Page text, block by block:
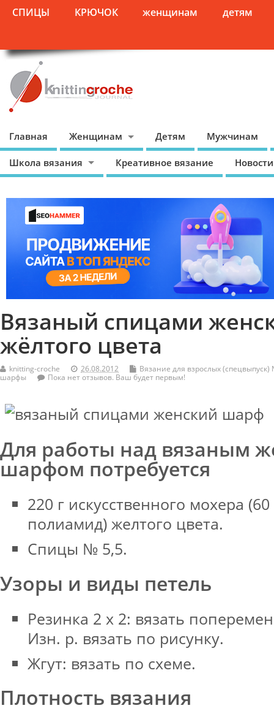
СПИЦЫ КРЮЧОК женщинам детям
Главная Женщинам Детям Мужчинам
Школа вязания Креативное вязание
Вязаный спицами
жёлтого цвета
knitting-croche 26.08.2012
Вязание для взрослых
шарфы
Пока нет отзывов. Ваш будет первым!
Для работы над вязаным
шарфом потребуется
220 г искусственного мохера
полиамид) желтого цвета.
Спицы № 5,5.
Узоры и виды петель
Резинка 2 х 2: вязать
Изн. р. вязать по рисунку.
Жгут: вязать по схеме.
Плотность вязания